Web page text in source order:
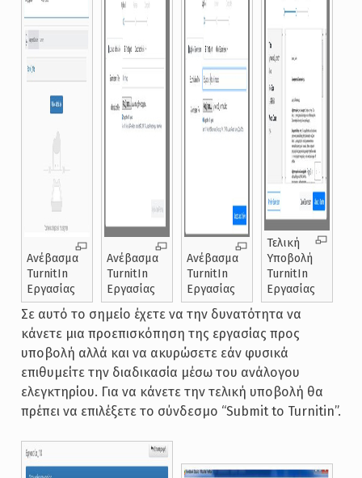
Ανέβασμα
TurnitIn
Εργασίας
Ανέβασμα
TurnitIn
Εργασίας
Ανέβασμα
TurnitIn
Εργασίας
Τελική
Υποβολή
TurnitIn
Εργασίας
Σε αυτό το σημείο έχετε να την δυνατότητα να
κάνετε μια προεπισκόπηση της εργασίας προς
υποβολή αλλά και να ακυρώσετε εάν φυσικά
επιθυμείτε την διαδικασία μέσω του ανάλογου
ελεγκτηρίου. Για να κάνετε την τελική υποβολή θα
πρέπει να επιλέξετε το σύνδεσμο “Submit to Turnitin”.